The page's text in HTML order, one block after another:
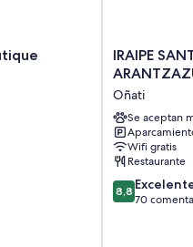
IRAIPE
SANTUARIO
ARANTZAZU
HOTEL
Oñati
IRAIPE
Oñati
Se aceptan
Wifi gratis
Restaurante
8.8
sobre
8,8
70